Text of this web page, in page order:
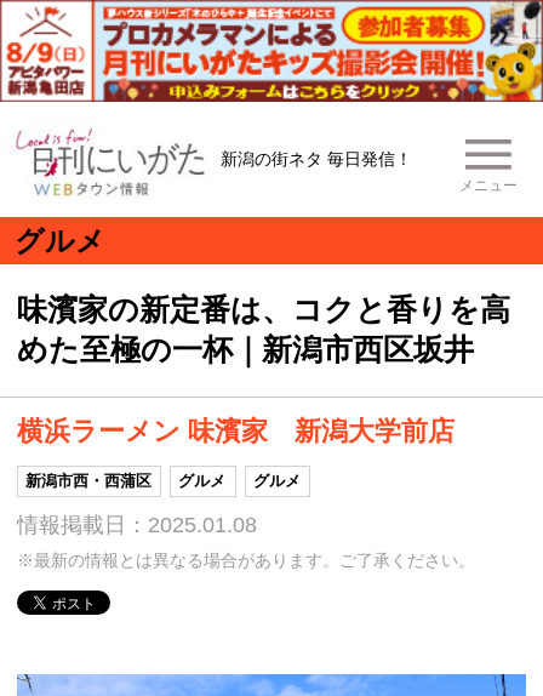
新潟の街ネタ 毎日発信！
メニュー
グルメ
味濱家の新定番は、コクと香りを高
めた至極の一杯｜新潟市西区坂井
横浜ラーメン 味濱家 新潟大学前店
新潟市西・西蒲区 グルメ グルメ
情報掲載日：2025.01.08
※最新の情報とは異なる場合があります。ご了承ください。